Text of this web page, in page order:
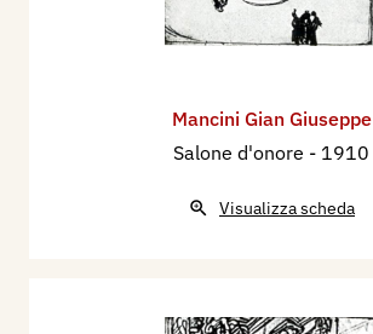
Mancini Gian Giuseppe
Salone d'onore - 1910
Visualizza scheda